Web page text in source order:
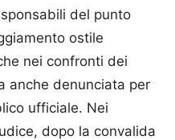
del punto
ostile
nei confronti dei
anche denunciata per
ufficiale. Nei
dopo la convalida